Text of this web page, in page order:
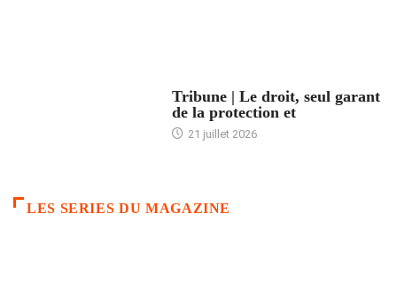
Tribune | Le droit, seul garant
de la protection et
21 juillet 2026
LES SERIES DU MAGAZINE